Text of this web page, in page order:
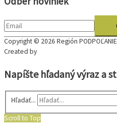
Copyright © 2026 Región PODPOĽANIE
Created by
Napíšte hľadaný výraz a
Hľadať...
Scroll to Top